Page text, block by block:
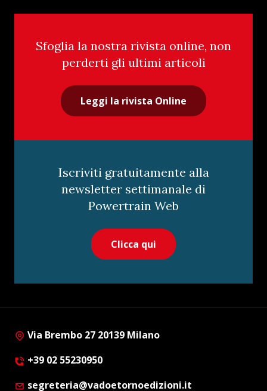
Sfoglia la nostra rivista online, non
perderti gli ultimi articoli
Leggi la rivista Online
Iscriviti gratuitamente alla
newsletter settimanale di
Powertrain Web
Clicca qui
Via Brembo 27 20139 Milano
+39 02 55230950
segreteria@vadoetornoedizioni.it